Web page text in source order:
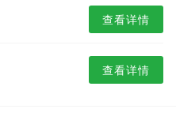
查看详情
查看详情